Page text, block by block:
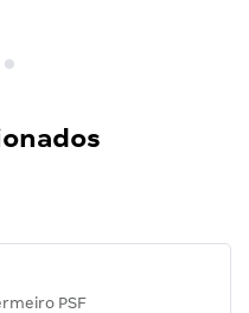
PSF